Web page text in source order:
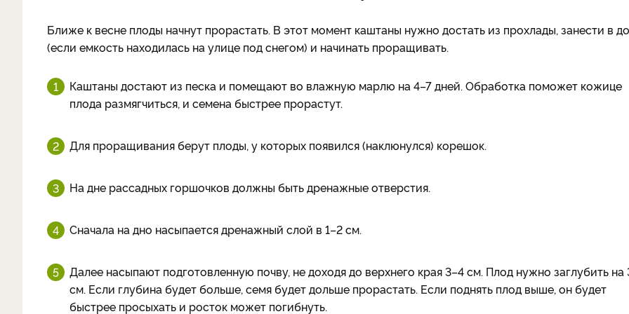
Ближе к весне плоды начнут прорастать. В этот момент каштаны нужно достать из прохлады, занести в
(если емкость находилась на улице под снегом) и начинать проращивать.
Каштаны достают из песка и помещают во влажную марлю на 4–7 дней. Обработка поможет кожице
плода размягчиться, и семена быстрее прорастут.
Для проращивания берут плоды, у которых появился (наклюнулся) корешок.
На дне рассадных горшочков должны быть дренажные отверстия.
Сначала на дно насыпается дренажный слой в 1–2 см.
Далее насыпают подготовленную почву, не доходя до верхнего края 3–4 см. Плод нужно заглубить на
см. Если глубина будет больше, семя будет дольше прорастать. Если поднять плод выше, он будет
быстрее просыхать и росток может погибнуть.